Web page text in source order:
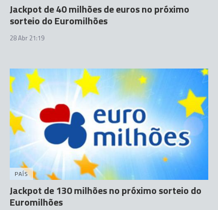
Jackpot de 40 milhões de euros no próximo
sorteio do Euromilhões
28 Abr 21:19
PAÍS
Jackpot de 130 milhões no próximo sorteio do
Euromilhões